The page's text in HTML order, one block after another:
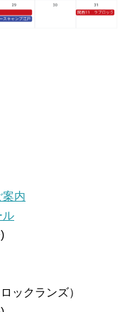
案内
ル
ックランズ）